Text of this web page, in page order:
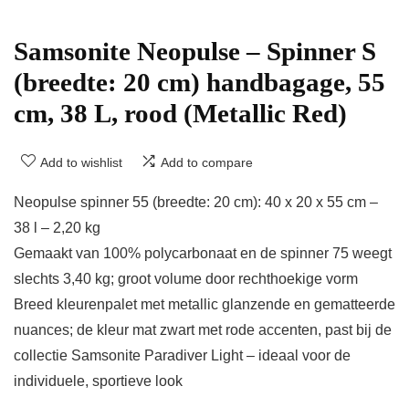
Samsonite Neopulse – Spinner S
(breedte: 20 cm) handbagage, 55
cm, 38 L, rood (Metallic Red)
Add to wishlist Add to compare
Neopulse spinner 55 (breedte: 20 cm): 40 x 20 x 55 cm –
38 l – 2,20 kg
Gemaakt van 100% polycarbonaat en de spinner 75 weegt
slechts 3,40 kg; groot volume door rechthoekige vorm
Breed kleurenpalet met metallic glanzende en gematteerde
nuances; de kleur mat zwart met rode accenten, past bij de
collectie Samsonite Paradiver Light – ideaal voor de
individuele, sportieve look